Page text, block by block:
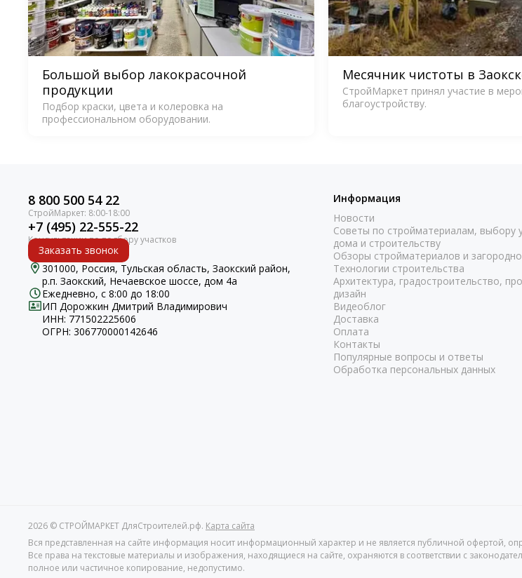
Большой выбор лакокрасочной
продукции
Подбор краски, цвета и колеровка на
профессиональном оборудовании.
Месячник чистоты в
СтройМаркет принял участие в
благоустройству.
8 800 500 54 22
+7 (495) 22-555-22
Заказать звонок
301000, Россия, Тульская область, Заокский район,
р.п. Заокский, Нечаевское шоссе, дом 4а
Ежедневно, с 8:00 до 18:00
ИП Дорожкин Дмитрий Владимирович
ИНН: 771502225606
ОГРН: 306770000142646
Информация
Новости
Советы по стройматериалам, выбору
дома и строительству
Обзоры стройматериалов и
Технологии строительства
Архитектура, градостроительство,
дизайн
Видеоблог
Доставка
Оплата
Контакты
Популярные вопросы и ответы
Обработка персональных данных
2026 © СТРОЙМАРКЕТ ДляСтроителей.рф. Карта сайта
Вся представленная на сайте информация носит информационный характер и не является публичной офертой,
Все права на текстовые материалы и изображения, находящиеся на сайте, охраняются в соответствии с
полное или частичное копирование, недопустимо.